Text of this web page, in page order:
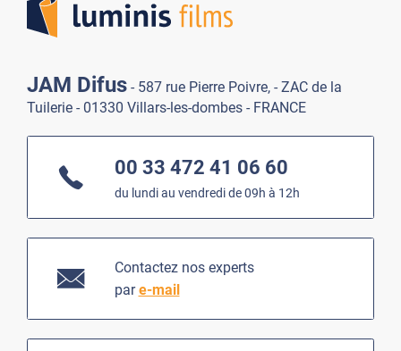
JAM Difus - 587 rue Pierre Poivre, - ZAC de la
Tuilerie - 01330 Villars-les-dombes - FRANCE
00 33 472 41 06 60
du lundi au vendredi de 09h à 12h
Contactez nos experts
pare-mail